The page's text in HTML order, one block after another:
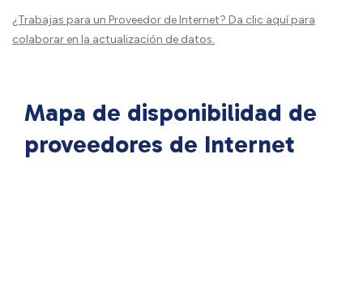
¿Trabajas para un Proveedor de Internet? Da clic aquípara
colaborar en la actualización de datos.
Mapa de disponibilidad de
proveedores de Internet